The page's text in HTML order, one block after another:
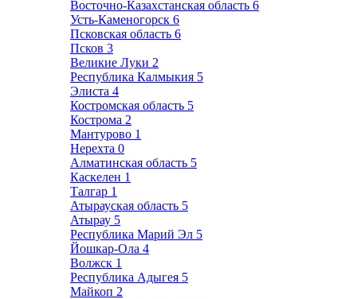
Восточно-Казахстанская область 6
Усть-Каменогорск 6
Псковская область 6
Псков 3
Великие Луки 2
Республика Калмыкия 5
Элиста 4
Костромская область 5
Кострома 2
Мантурово 1
Нерехта 0
Алматинская область 5
Каскелен 1
Талгар 1
Атырауская область 5
Атырау 5
Республика Марий Эл 5
Йошкар-Ола 4
Волжск 1
Республика Адыгея 5
Майкоп 2